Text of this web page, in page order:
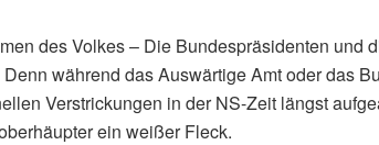
des Volkes – Die Bundespräsidenten und
Denn während das Auswärtige Amt oder das
Verstrickungen in der NS-Zeit längst
ein weißer Fleck.